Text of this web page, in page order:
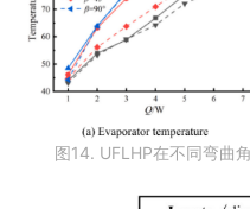
图14. UFLHP在不同弯曲